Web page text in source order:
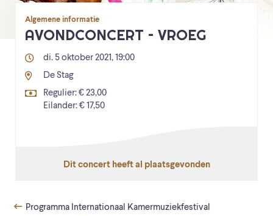
Algemene informatie
AVONDCONCERT – VROEG
di. 5 oktober 2021, 19:00
De Stag
Regulier: € 23,00
Eilander: € 17,50
Dit concert heeft al plaatsgevonden
Programma Internationaal Kamermuziekfestival